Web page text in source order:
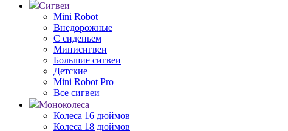
Сигвеи
Mini Robot
Внедорожные
С сиденьем
Минисигвеи
Большие сигвеи
Детские
Mini Robot Pro
Все сигвеи
Моноколеса
Колеса 16 дюймов
Колеса 18 дюймов